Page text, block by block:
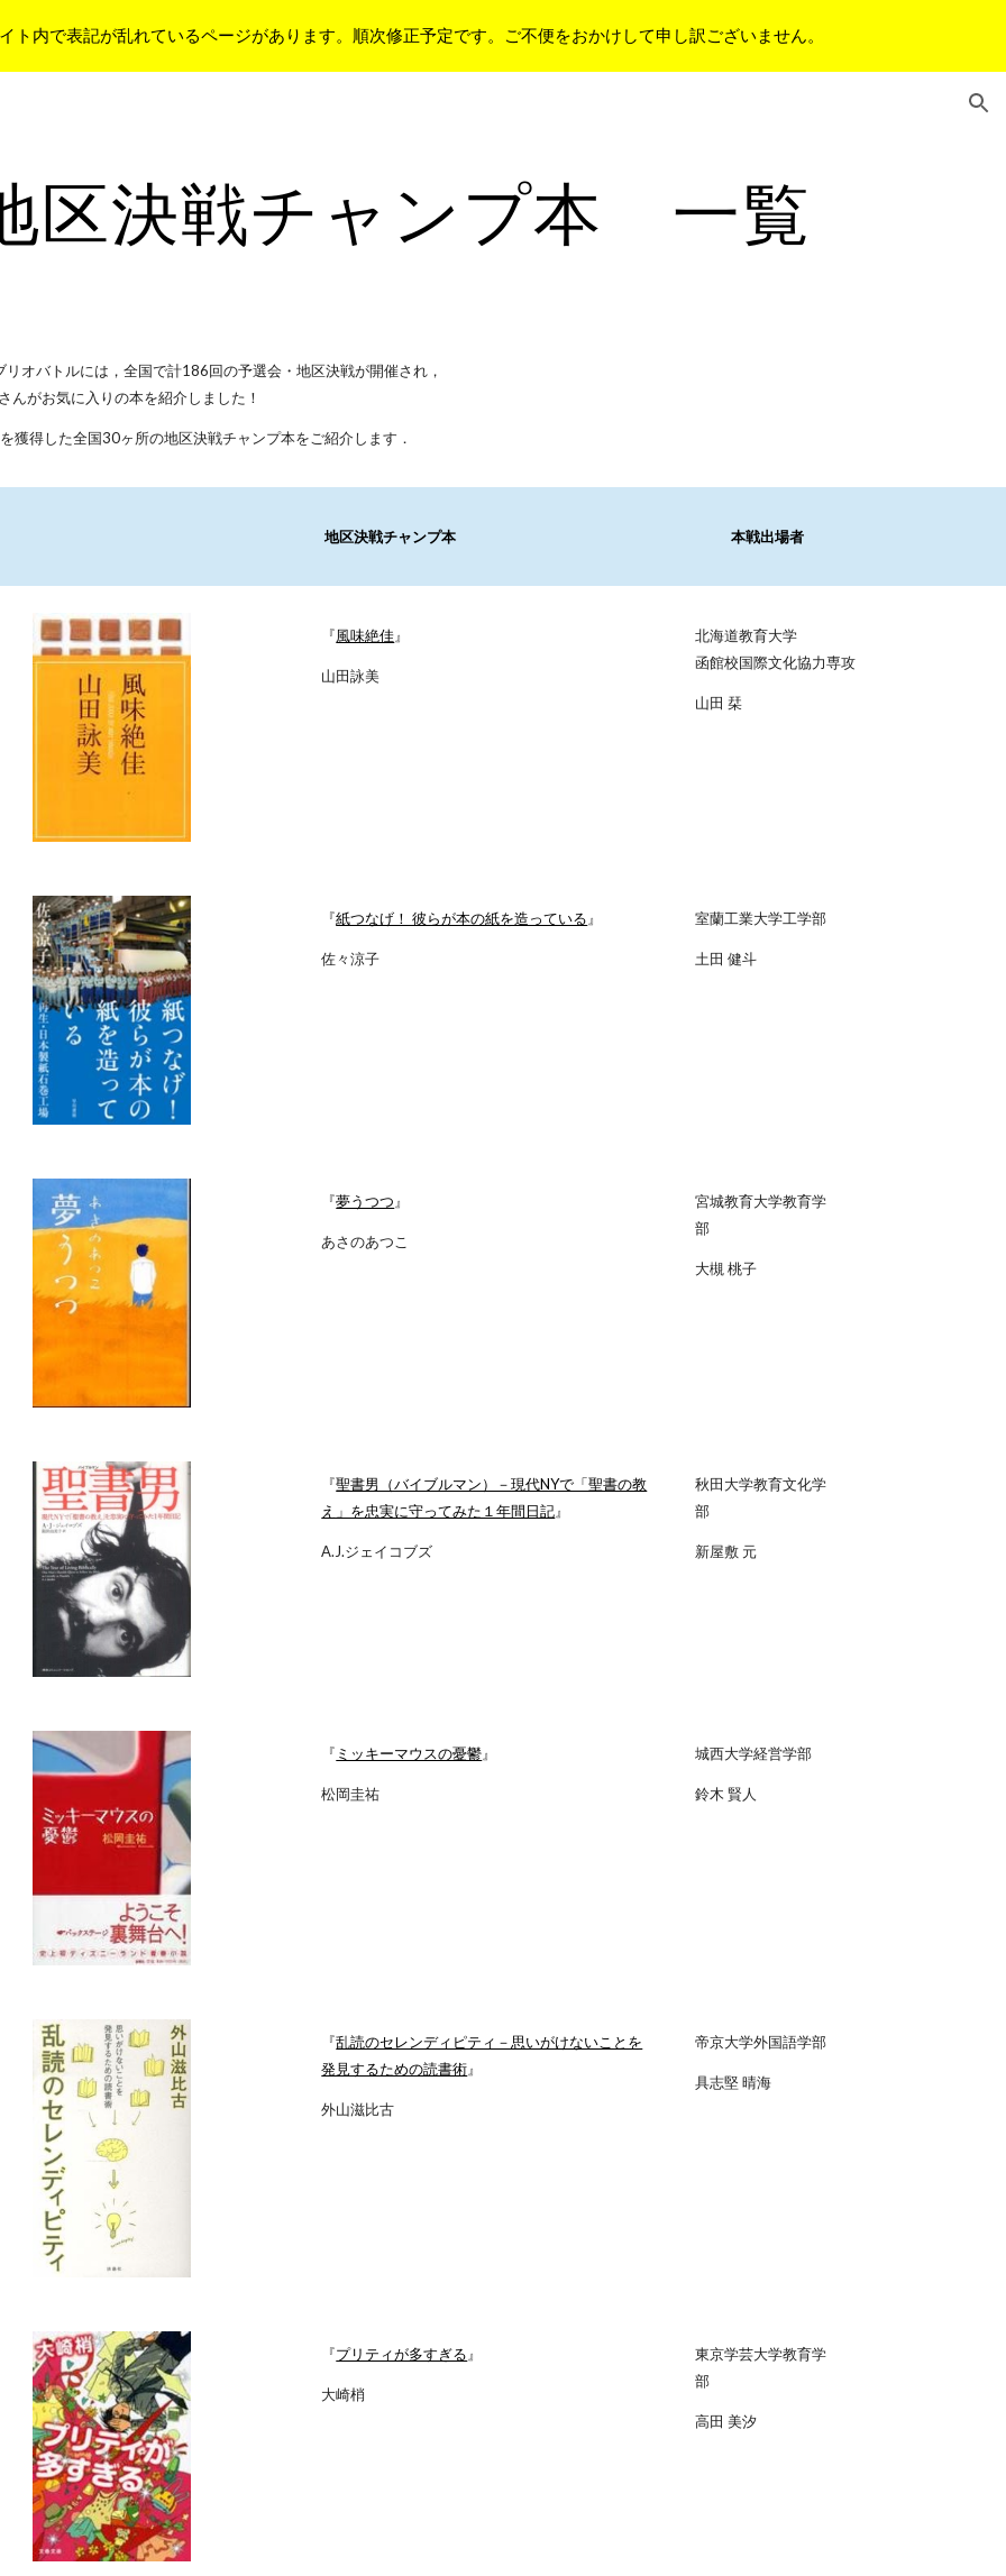
to main content Skip to navigation
ト内で表記が乱れているページがあります。順次修正予定です。ご不便をおかけして申し訳ございません。
区決戦チャンプ本　一覧
オバトルには，全国で計186回の予選会・地区決戦が開催され，
んがお気に入りの本を紹介しました！
獲得した全国30ヶ所の地区決戦チャンプ本をご紹介します．
地区決戦チャンプ本 本戦出場者
『風味絶佳』
山田詠美
北海道教育大学
函館校国際文化協力専攻
山田 栞
『紙つなげ！ 彼らが本の紙を造っている 』
佐々涼子
室蘭工業大学工学部
土田 健斗
『夢うつつ 』
あさのあつこ
宮城教育大学教育学
部
大槻 桃子
『聖書男（バイブルマン）－現代NYで「聖書の教
え」を忠実に守ってみた１年間日記』
A.J.ジェイコブズ
秋田大学教育文化学
部
新屋敷 元
『 ミッキーマウスの憂鬱』
松岡圭祐
城西大学経営学部
鈴木 賢人
『乱読のセレンディピティ－思いがけないことを
発見するための読書術』
外山滋比古
帝京大学外国語学部
具志堅 晴海
『プリティが多すぎる 』
大崎梢
東京学芸大学教育学
部
高田 美汐